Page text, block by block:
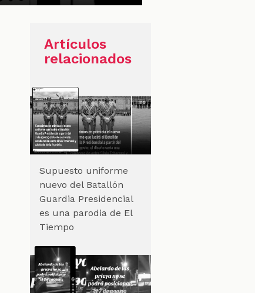
Artículos
relacionados
Supuesto uniforme
nuevo del Batallón
Guardia Presidencial
es una parodia de El
Tiempo